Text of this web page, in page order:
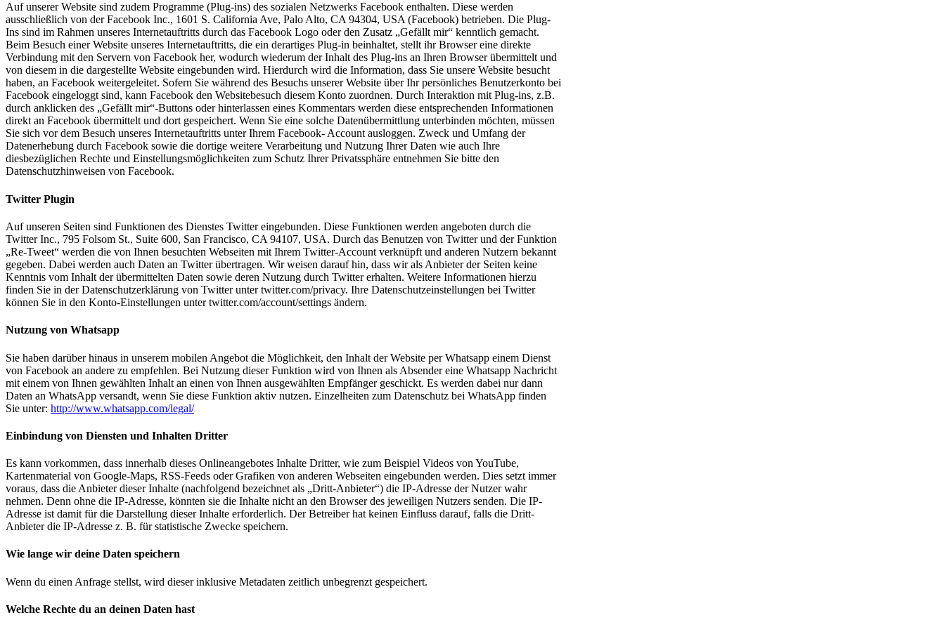
Auf unserer Website sind zudem Programme (Plug-ins) des sozialen Netzwerks Facebook enthalten. Diese werden
ausschließlich von der Facebook Inc., 1601 S. California Ave, Palo Alto, CA 94304, USA (Facebook) betrieben. Die Plug-
Ins sind im Rahmen unseres Internetauftritts durch das Facebook Logo oder den Zusatz „Gefällt mir“ kenntlich gemacht.
Beim Besuch einer Website unseres Internetauftritts, die ein derartiges Plug-in beinhaltet, stellt ihr Browser eine direkte
Verbindung mit den Servern von Facebook her, wodurch wiederum der Inhalt des Plug-ins an Ihren Browser übermittelt und
von diesem in die dargestellte Website eingebunden wird. Hierdurch wird die Information, dass Sie unsere Website besucht
haben, an Facebook weitergeleitet. Sofern Sie während des Besuchs unserer Website über Ihr persönliches Benutzerkonto bei
Facebook eingeloggt sind, kann Facebook den Websitebesuch diesem Konto zuordnen. Durch Interaktion mit Plug-ins, z.B.
durch anklicken des „Gefällt mir“-Buttons oder hinterlassen eines Kommentars werden diese entsprechenden Informationen
direkt an Facebook übermittelt und dort gespeichert. Wenn Sie eine solche Datenübermittlung unterbinden möchten, müssen
Sie sich vor dem Besuch unseres Internetauftritts unter Ihrem Facebook- Account ausloggen. Zweck und Umfang der
Datenerhebung durch Facebook sowie die dortige weitere Verarbeitung und Nutzung Ihrer Daten wie auch Ihre
diesbezüglichen Rechte und Einstellungsmöglichkeiten zum Schutz Ihrer Privatssphäre entnehmen Sie bitte den
Datenschutzhinweisen von Facebook.
Twitter Plugin
Auf unseren Seiten sind Funktionen des Dienstes Twitter eingebunden. Diese Funktionen werden angeboten durch die
Twitter Inc., 795 Folsom St., Suite 600, San Francisco, CA 94107, USA. Durch das Benutzen von Twitter und der Funktion
„Re-Tweet“ werden die von Ihnen besuchten Webseiten mit Ihrem Twitter-Account verknüpft und anderen Nutzern bekannt
gegeben. Dabei werden auch Daten an Twitter übertragen. Wir weisen darauf hin, dass wir als Anbieter der Seiten keine
Kenntnis vom Inhalt der übermittelten Daten sowie deren Nutzung durch Twitter erhalten. Weitere Informationen hierzu
finden Sie in der Datenschutzerklärung von Twitter unter twitter.com/privacy. Ihre Datenschutzeinstellungen bei Twitter
können Sie in den Konto-Einstellungen unter twitter.com/account/settings ändern.
Nutzung von Whatsapp
Sie haben darüber hinaus in unserem mobilen Angebot die Möglichkeit, den Inhalt der Website per Whatsapp einem Dienst
von Facebook an andere zu empfehlen. Bei Nutzung dieser Funktion wird von Ihnen als Absender eine Whatsapp Nachricht
mit einem von Ihnen gewählten Inhalt an einen von Ihnen ausgewählten Empfänger geschickt. Es werden dabei nur dann
Daten an WhatsApp versandt, wenn Sie diese Funktion aktiv nutzen. Einzelheiten zum Datenschutz bei WhatsApp finden
Sie unter: http://www.whatsapp.com/legal/
Einbindung von Diensten und Inhalten Dritter
Es kann vorkommen, dass innerhalb dieses Onlineangebotes Inhalte Dritter, wie zum Beispiel Videos von YouTube,
Kartenmaterial von Google-Maps, RSS-Feeds oder Grafiken von anderen Webseiten eingebunden werden. Dies setzt immer
voraus, dass die Anbieter dieser Inhalte (nachfolgend bezeichnet als „Dritt-Anbieter“) die IP-Adresse der Nutzer wahr
nehmen. Denn ohne die IP-Adresse, könnten sie die Inhalte nicht an den Browser des jeweiligen Nutzers senden. Die IP-
Adresse ist damit für die Darstellung dieser Inhalte erforderlich. Der Betreiber hat keinen Einfluss darauf, falls die Dritt-
Anbieter die IP-Adresse z. B. für statistische Zwecke speichern.
Wie lange wir deine Daten speichern
Wenn du einen Anfrage stellst, wird dieser inklusive Metadaten zeitlich unbegrenzt gespeichert.
Welche Rechte du an deinen Daten hast